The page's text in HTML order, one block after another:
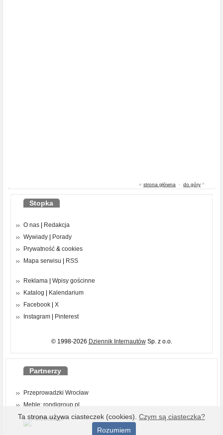
« strona główna - do góry ^
Stopka
O nas
Redakcja
Wywiady
Porady
Prywatność & cookies
Mapa serwisu
RSS
Reklama
Wpisy gościnne
Katalog
Kalendarium
Facebook
X
Instagram
Pinterest
© 1998-2026 Dziennik InternautówSp. z o.o.
Partnerzy
Przeprowadzki Wrocław
Meble: rondigroup.pl
Ta strona używa ciasteczek (cookies). Czym są ciasteczka?
Rozumiem